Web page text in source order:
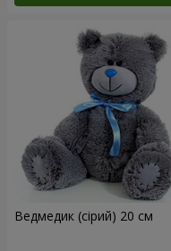
Ведмедик (сірий) 20 см